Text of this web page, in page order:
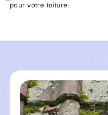
pour votre toiture.